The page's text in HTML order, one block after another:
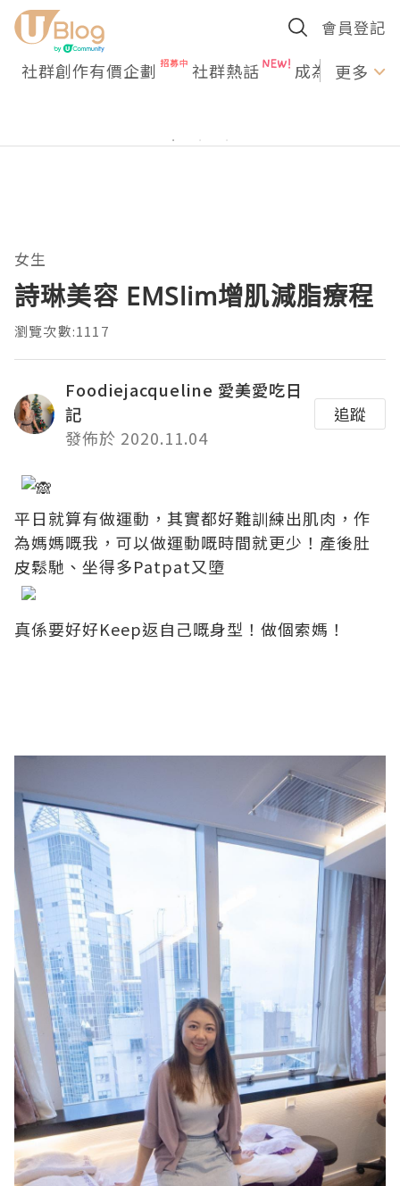
會員登記
社群創作有價企劃 社群熱話 成為U更多
女生
詩琳美容 EMSlim增肌減脂療程
瀏覽次數:1117
Foodiejacqueline 愛美愛吃日
記
發佈於 2020.11.04
追蹤
平日就算有做運動，其實都好難訓練出肌肉，作
為媽媽嘅我，可以做運動嘅時間就更少！產後肚
皮鬆馳、坐得多Patpat又墮
真係要好好Keep返自己嘅身型！做個索媽！